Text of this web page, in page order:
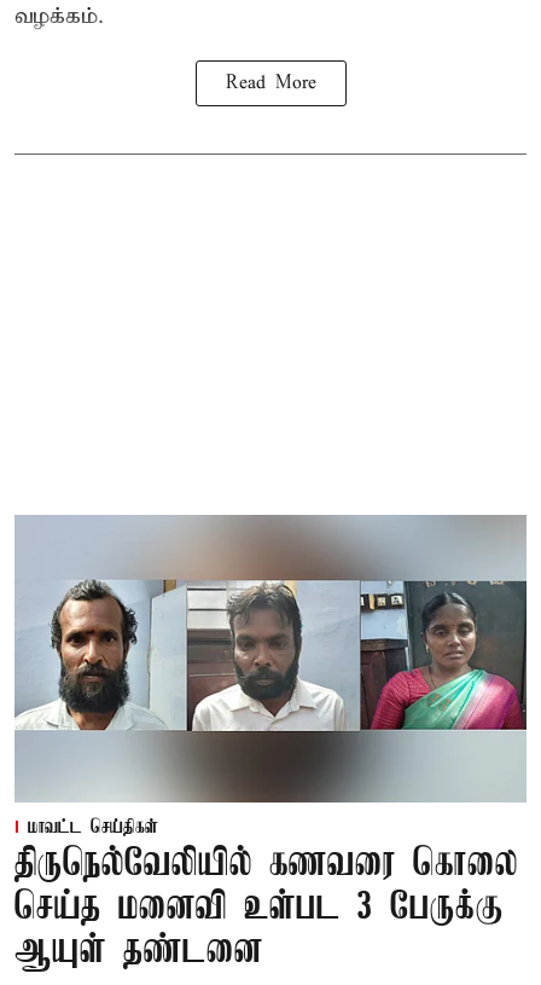
வழக்கம்.
Read More
மாவட்ட செய்திகள்
திருநெல்வேலியில் கணவரை கொலை
செய்த மனைவி உள்பட 3 பேருக்கு
ஆயுள் தண்டனை